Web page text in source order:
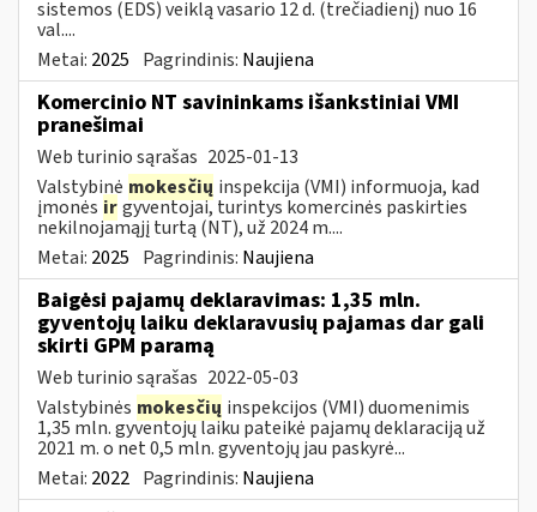
sistemos (EDS) veiklą vasario 12 d. (trečiadienį) nuo 16
val....
Metai: 2025 Pagrindinis: Naujiena
Komercinio NT savininkams išankstiniai VMI
pranešimai
Web turinio sąrašas 2025-01-13
Valstybinė mokesčių inspekcija (VMI) informuoja, kad
įmonės irgyventojai, turintys komercinės paskirties
nekilnojamąjį turtą (NT), už 2024 m....
Metai: 2025 Pagrindinis: Naujiena
Baigėsi pajamų deklaravimas: 1,35 mln.
gyventojų laiku deklaravusių pajamas dar gali
skirti GPM paramą
Web turinio sąrašas 2022-05-03
Valstybinės mokesčių inspekcijos (VMI) duomenimis
1,35 mln. gyventojų laiku pateikė pajamų deklaraciją už
2021 m. o net 0,5 mln. gyventojų jau paskyrė...
Metai: 2022 Pagrindinis: Naujiena